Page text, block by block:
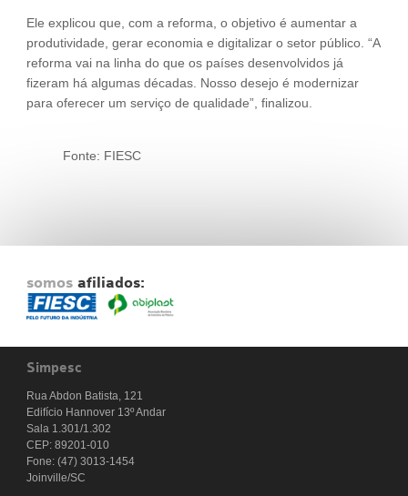
Ele explicou que, com a reforma, o objetivo é aumentar a
produtividade, gerar economia e digitalizar o setor público. “A
reforma vai na linha do que os países desenvolvidos já
fizeram há algumas décadas. Nosso desejo é modernizar
para oferecer um serviço de qualidade”, finalizou.
Fonte: FIESC
somos afiliados:
Simpesc
Rua Abdon Batista, 121
Edifício Hannover 13º Andar
Sala 1.301/1.302
CEP: 89201-010
Fone: (47) 3013-1454
Joinville/SC